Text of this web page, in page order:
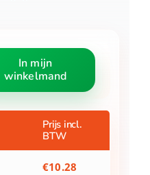
In mijn
winkelmand
Prijs incl.
BTW
€10.28